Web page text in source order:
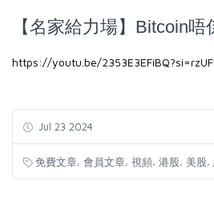
【名家給力場】Bitcoin唔
https://youtu.be/
Jul 23 2024
免費文章, 會員文章, 視頻, 港股, 美股,